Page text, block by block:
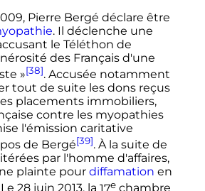
, Pierre Bergé déclare être
. Il déclenche une
le Téléthon de
des Français d'une
»[38]. Accusée notamment
tout de suite les dons reçus
placements immobiliers,
contre les myopathies
l'émission caritative
de Bergé[39]. À la suite de
par l'homme d'affaires,
plainte pour diffamation en
e